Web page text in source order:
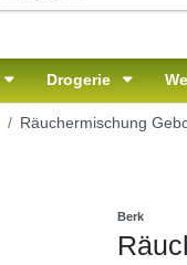
Drogerie
Räuchermischung
Berk